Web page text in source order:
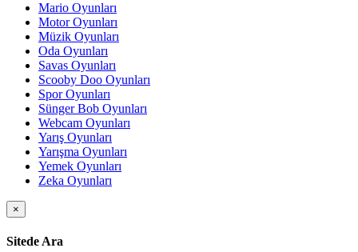
Mario Oyunları
Motor Oyunları
Müzik Oyunları
Oda Oyunları
Savas Oyunları
Scooby Doo Oyunları
Spor Oyunları
Sünger Bob Oyunları
Webcam Oyunları
Yarış Oyunları
Yarışma Oyunları
Yemek Oyunları
Zeka Oyunları
×
Sitede Ara